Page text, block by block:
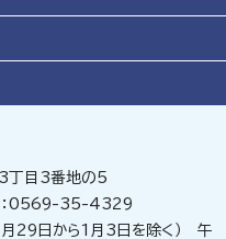
目3番地の5
：0569-35-4329
月29日から1月3日を除く） 午